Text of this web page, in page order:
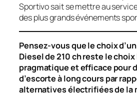
Sportivosait se mettre au
des plus grands événements
Pensez-vous que le choix
Diesel de 210 ch reste le
pragmatique et efficace pour
d’escorte à long cours par
alternatives électrifiées de la